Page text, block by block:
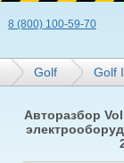
8 (800) 100-59-70
Golf Golf
Авторазбор